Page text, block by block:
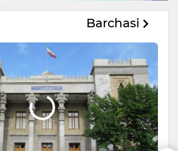
Barchasi